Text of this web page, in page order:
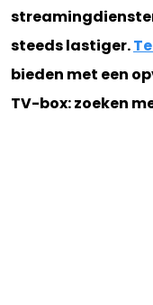
steeds lastiger.
bieden met een
TV-box: zoeken